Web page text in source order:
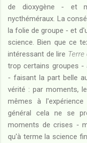
de dioxygène - et
nycthéméraux. La
la folie de groupe - et
science. Bien que ce
intéressant de lire Terre
trop certains groupes -
- faisant la part belle
vérité : par moments,
mêmes à
général cela ne se
moments de crises -
qu'à terme la science